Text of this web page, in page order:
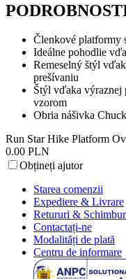
Členkové platformy
Ideálne pohodlie
Remeselný štýl
prešívaniu
Štýl vďaka výraznej
vzorom
Obria nášivka
Run Star Hike Platform
0.00 PLN
Obțineți ajutor
Starea comenzii
Expediere & Livrare
Retururi &
Contactați-ne
Modalități de plată
Centru de informare